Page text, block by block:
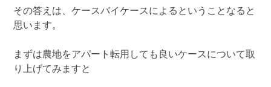
その答えは、ケースバイケースによるということなると
思います。
まずは農地をアパート転用しても良いケースについて取
り上げてみますと